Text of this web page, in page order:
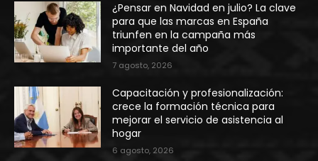
¿Pensar en Navidad en julio? La clave
para que las marcas en España
triunfen en la campaña más
importante del año
7 agosto, 2026
Capacitación y profesionalización:
crece la formación técnica para
mejorar el servicio de asistencia al
hogar
6 agosto, 2026